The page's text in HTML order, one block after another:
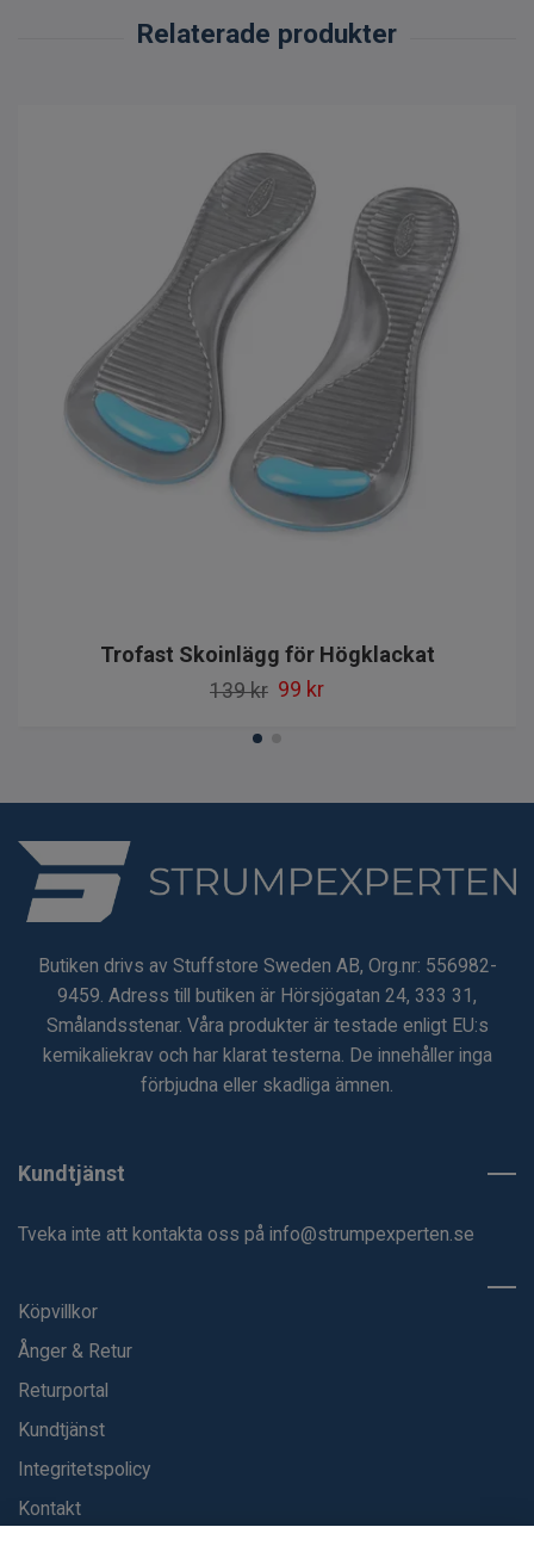
Trofast Skoinlägg för Högklackat
139 kr 99 kr
Butiken drivs av Stuffstore Sweden AB, Org.nr: 556982-
9459. Adress till butiken är Hörsjögatan 24, 333 31,
Smålandsstenar. Våra produkter är testade enligt EU:s
kemikaliekrav och har klarat testerna. De innehåller inga
förbjudna eller skadliga ämnen.
Kundtjänst
Tveka inte att kontakta oss på info@strumpexperten.se
Köpvillkor
Ånger & Retur
Returportal
Kundtjänst
Integritetspolicy
Kontakt